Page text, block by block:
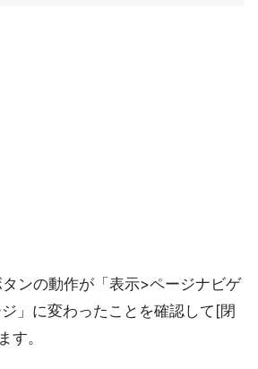
ンの動作が「表示>ページナビゲ
」に変わったことを確認して[閉
す。